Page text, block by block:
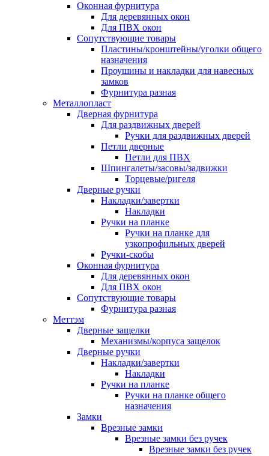
Оконная фурнитура
Для деревянных окон
Для ПВХ окон
Сопутствующие товары
Пластины/кронштейны/уголки общего
назначения
Проушины и накладки для навесных
замков
Фурнитура разная
Металлопласт
Дверная фурнитура
Для раздвижных дверей
Ручки для раздвижных дверей
Петли дверные
Петли для ПВХ
Шпингалеты/засовы/задвижки
Торцевые/ригеля
Дверные ручки
Накладки/завертки
Накладки
Ручки на планке
Ручки на планке для
узкопрофильных дверей
Ручки-скобы
Оконная фурнитура
Для деревянных окон
Для ПВХ окон
Сопутствующие товары
Фурнитура разная
Меттэм
Дверные защелки
Механизмы/корпуса защелок
Дверные ручки
Накладки/завертки
Накладки
Ручки на планке
Ручки на планке общего
назначения
Замки
Врезные замки
Врезные замки без ручек
Врезные замки без ручек